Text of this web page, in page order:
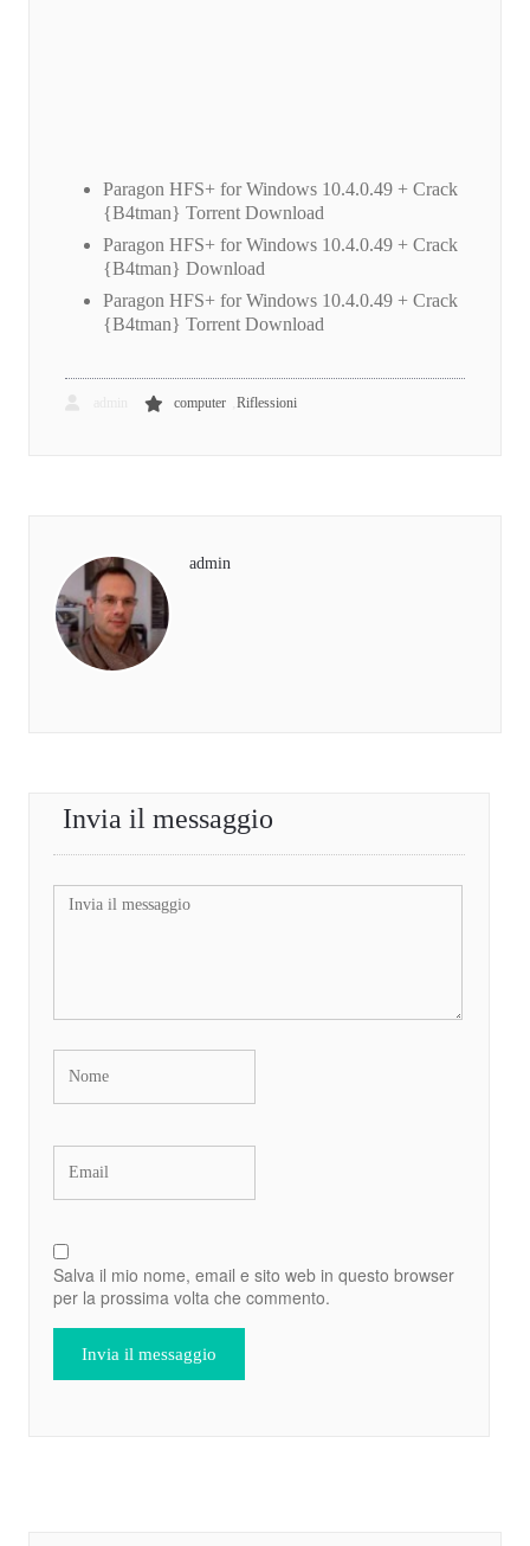
Paragon HFS+ for Windows 10.4.0.49 + Crack
{B4tman} Torrent Download
Paragon HFS+ for Windows 10.4.0.49 + Crack
{B4tman} Download
Paragon HFS+ for Windows 10.4.0.49 + Crack
{B4tman} Torrent Download
computer Riflessioni
admin
Invia il messaggio
Salva il mio nome, email e sito web in questo browser
per la prossima volta che commento.